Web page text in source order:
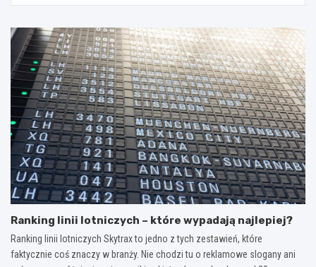
Ranking linii lotniczych – które wypadają najlepiej?
Ranking linii lotniczych Skytrax to jedno z tych zestawień, które
faktycznie coś znaczy w branży. Nie chodzi tu o reklamowe slogany ani